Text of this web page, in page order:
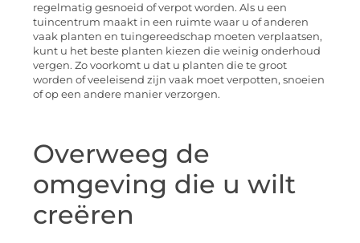
regelmatig gesnoeid of verpot worden. Als u een
tuincentrum maakt in een ruimte waar u of anderen
vaak planten en tuingereedschap moeten verplaatsen,
kunt u het beste planten kiezen die weinig onderhoud
vergen. Zo voorkomt u dat u planten die te groot
worden of veeleisend zijn vaak moet verpotten, snoeien
of op een andere manier verzorgen.
Overweeg de
omgeving die u wilt
creëren